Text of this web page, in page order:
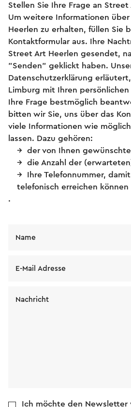
Stellen Sie Ihre Frage an Street
Um weitere Informationen
Heerlen zu erhalten, füllen Sie
Kontaktformular aus. Ihre
Street Art Heerlen gesendet,
"Senden" geklickt haben.
Datenschutzerklärung
Limburg mit Ihren
Ihre Frage bestmöglich
bitten wir Sie, uns über das
viele Informationen wie
lassen. Dazu gehören:
der von Ihnen gewünschte
die Anzahl der
Ihre Telefonnummer,
telefonisch erreichen können
.
Name
E-Mail Adresse
Nachricht
Ich möchte den Newsletter